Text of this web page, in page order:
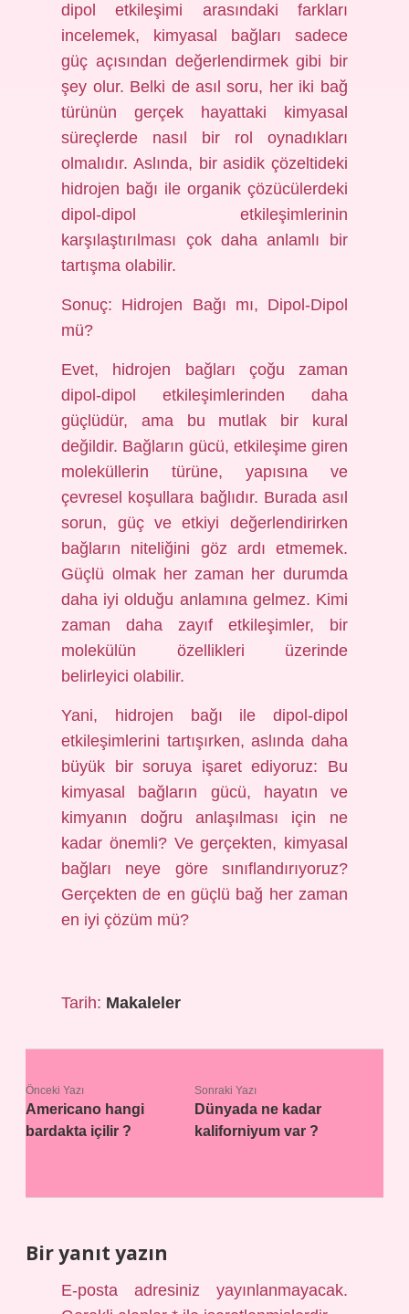
dipol etkileşimi arasındaki farkları
incelemek, kimyasal bağları sadece
güç açısından değerlendirmek gibi bir
şey olur. Belki de asıl soru, her iki bağ
türünün gerçek hayattaki kimyasal
süreçlerde nasıl bir rol oynadıkları
olmalıdır. Aslında, bir asidik çözeltideki
hidrojen bağı ile organik çözücülerdeki
dipol-dipol etkileşimlerinin
karşılaştırılması çok daha anlamlı bir
tartışma olabilir.
Sonuç: Hidrojen Bağı mı, Dipol-Dipol
mü?
Evet, hidrojen bağları çoğu zaman
dipol-dipol etkileşimlerinden daha
güçlüdür, ama bu mutlak bir kural
değildir. Bağların gücü, etkileşime giren
moleküllerin türüne, yapısına ve
çevresel koşullara bağlıdır. Burada asıl
sorun, güç ve etkiyi değerlendirirken
bağların niteliğini göz ardı etmemek.
Güçlü olmak her zaman her durumda
daha iyi olduğu anlamına gelmez. Kimi
zaman daha zayıf etkileşimler, bir
molekülün özellikleri üzerinde
belirleyici olabilir.
Yani, hidrojen bağı ile dipol-dipol
etkileşimlerini tartışırken, aslında daha
büyük bir soruya işaret ediyoruz: Bu
kimyasal bağların gücü, hayatın ve
kimyanın doğru anlaşılması için ne
kadar önemli? Ve gerçekten, kimyasal
bağları neye göre sınıflandırıyoruz?
Gerçekten de en güçlü bağ her zaman
en iyi çözüm mü?
Tarih: Makaleler
Önceki Yazı
Americano hangi
bardakta içilir ?
Sonraki Yazı
Dünyada ne kadar
kaliforniyum var ?
Bir yanıt yazın
E-posta adresiniz yayınlanmayacak.